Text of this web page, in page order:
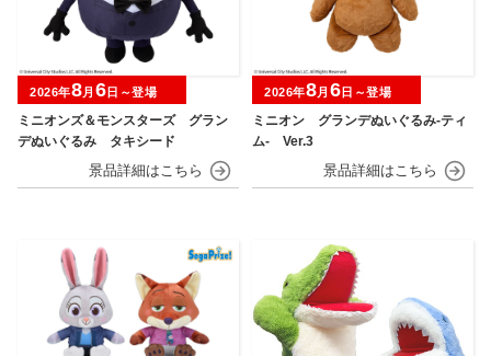
ミニオンズ＆モンスターズ グラン
デぬいぐるみ タキシード
2026年8月 6日～登場
ミニオン グランデぬいぐるみ‐ティ
ム‐ Ver.3
2026年8月 6日～登場